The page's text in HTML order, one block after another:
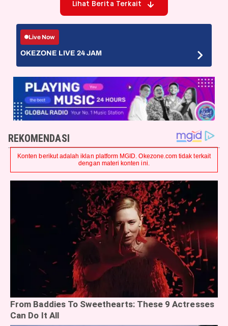
Lihat Berita Terkait
Live Now
OKEZONE LIVE 24 JAM